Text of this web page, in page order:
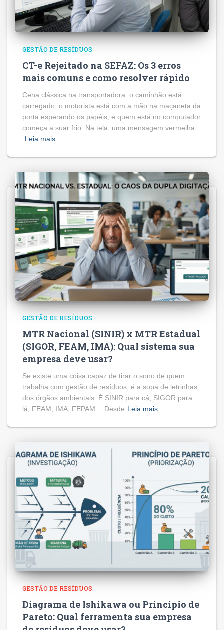
GESTÃO DE RESÍDUOS
CT-e Rejeitado na SEFAZ: Os 3 erros
mais comuns e como resolver rápido
Cena clássica na transportadora: o caminhão está
carregado, o motorista está com a mão na maçaneta da
porta esperando os papéis, e quem está no computador
começa a suar frio. Na tela, uma mensagem vermelha
Leia mais…
GESTÃO DE RESÍDUOS
MTR Nacional (SINIR) x MTR Estadual
(SIGOR, FEAM, IMA): Qual sistema sua
empresa deve usar?
Se existe uma coisa capaz de tirar o sono de quem
trabalha com gestão de resíduos, é a sopa de letrinhas
dos órgãos ambientais. É SINIR para cá, SIGOR para
lá, FEAM, IMA, FEPAM… Desde Leia mais…
GESTÃO DE RESÍDUOS
Diagrama de Ishikawa ou Princípio de
Pareto: Qual ferramenta sua empresa